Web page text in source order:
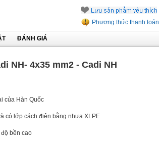
Phương thức thanh toán
ĐÁNH GIÁ
NH- 4x35 mm2 - Cadi NH
của Hàn Quốc
có lớp cách điện bằng nhựa XLPE
bền cao